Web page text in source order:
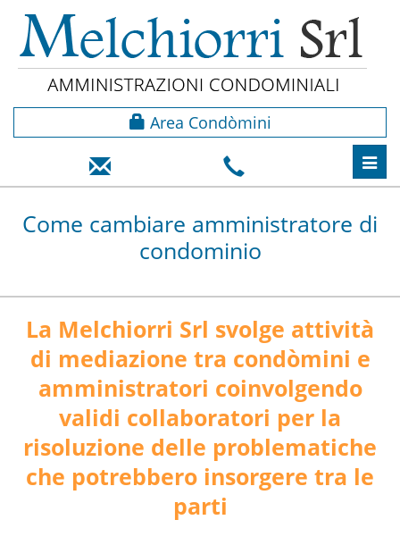
Area Condòmini
Come cambiare amministratore di
condominio
La Melchiorri Srl svolge attività
di mediazione tra condòmini e
amministratori coinvolgendo
validi collaboratori per la
risoluzione delle problematiche
che potrebbero insorgere tra le
parti